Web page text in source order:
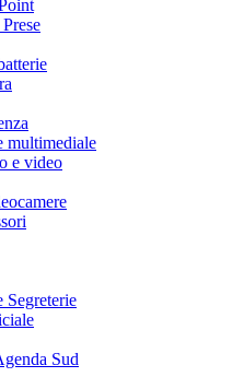
multimediale
e video
Segreterie
Sud